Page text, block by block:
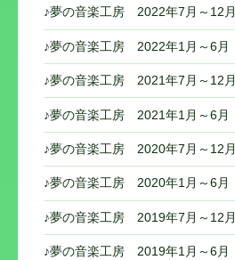
ゲ
ー
シ
ョ
ン
♪夢の音楽工房 2022年7月～12月
♪夢の音楽工房 2022年1月～6月
♪夢の音楽工房 2021年7月～12月
♪夢の音楽工房 2021年1月～6月
♪夢の音楽工房 2020年7月～12月
♪夢の音楽工房 2020年1月～6月
♪夢の音楽工房 2019年7月～12月
♪夢の音楽工房 2019年1月～6月